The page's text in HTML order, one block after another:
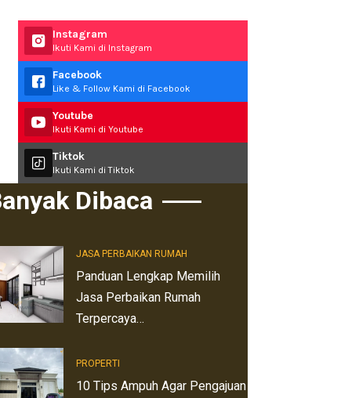
Instagram
Ikuti Kami di Instagram
Facebook
Like & Follow Kami di Facebook
Youtube
Ikuti Kami di Youtube
Tiktok
Ikuti Kami di Tiktok
Dibaca
JASA PERBAIKAN RUMAH
Panduan Lengkap Memilih
Jasa Perbaikan Rumah
Terpercaya…
PROPERTI
10 Tips Ampuh Agar Pengajuan